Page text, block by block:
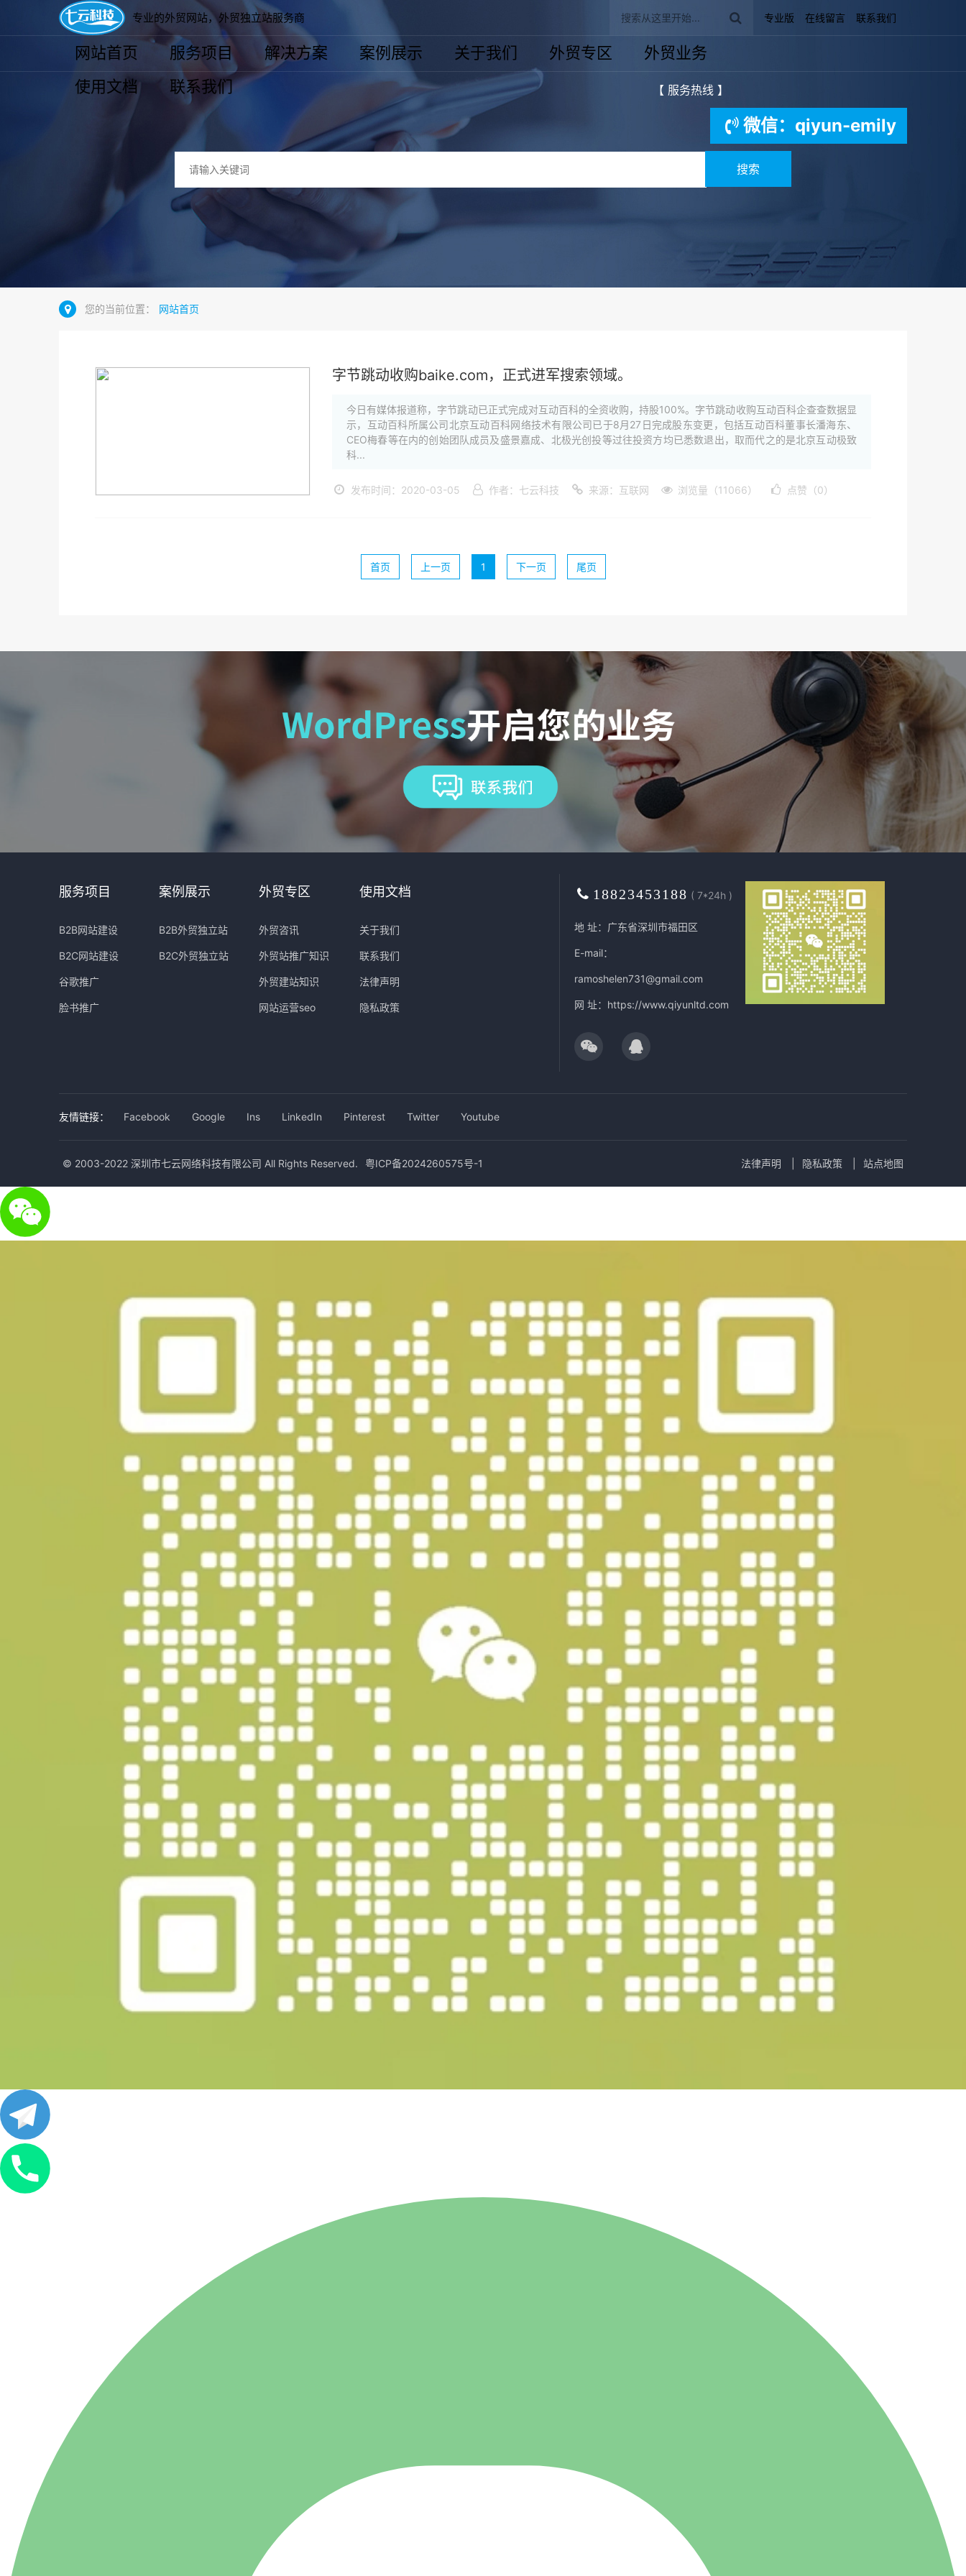
专业的外贸网站，外贸独立站服务商 专业版 在线留言 联系我们
网站首页 服务项目 解决方案 案例展示 关于我们 外贸专区
外贸业务
使用文档
联系我们 【 服务热线 】
微信：qiyun-emily
搜索
您的当前位置： 网站首页
字节跳动收购baike.com，正式进军搜索领域。
今日有媒体报道称，字节跳动已正式完成对互动百科的全资收购，持股100%。字节跳动收购互动百科企查查数据显
示，互动百科所属公司北京互动百科网络技术有限公司已于8月27日完成股东变更，包括互动百科董事长潘海东、
CEO梅春等在内的创始团队成员及盛景嘉成、北极光创投等过往投资方均已悉数退出，取而代之的是北京互动极致
科...
发布时间：2020-03-05 作者：七云科技 来源：互联网 浏览量（11066） 点赞（0）
首页 上一页 1 下一页 尾页
服务项目
B2B网站建设
B2C网站建设
谷歌推广
脸书推广
案例展示
B2B外贸独立站
B2C外贸独立站
外贸专区
外贸咨讯
外贸站推广知识
外贸建站知识
网站运营seo
使用文档
关于我们
联系我们
法律声明
隐私政策
18823453188 ( 7*24h )
地 址：广东省深圳市福田区
E-mail：
ramoshelen731@gmail.com
网 址： https://www.qiyunltd.com
友情链接： Facebook Google Ins LinkedIn Pinterest Twitter Youtube
© 2003-2022 深圳市七云网络科技有限公司 All Rights Reserved. 粤ICP备2024260575号-1 法律声明 隐私政策 站点地图